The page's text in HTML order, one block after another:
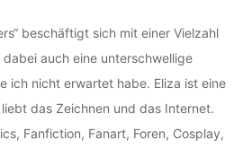
beschäftigt sich mit einer Vielzahl
auch eine unterschwellige
ich nicht erwartet habe. Eliza ist eine
das Zeichnen und das Internet.
Fanfiction, Fanart, Foren, Cosplay,